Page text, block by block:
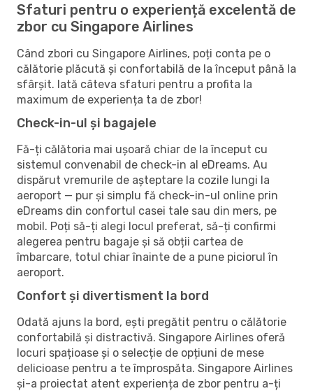
Sfaturi pentru o experiență excelentă de
zbor cu Singapore Airlines
Când zbori cu Singapore Airlines, poți conta pe o
călătorie plăcută și confortabilă de la început până la
sfârșit. Iată câteva sfaturi pentru a profita la
maximum de experiența ta de zbor!
Check-in-ul și bagajele
Fă-ți călătoria mai ușoară chiar de la început cu
sistemul convenabil de check-in al eDreams. Au
dispărut vremurile de așteptare la cozile lungi la
aeroport — pur și simplu fă check-in-ul online prin
eDreams din confortul casei tale sau din mers, pe
mobil. Poți să-ți alegi locul preferat, să-ți confirmi
alegerea pentru bagaje și să obții cartea de
îmbarcare, totul chiar înainte de a pune piciorul în
aeroport.
Confort și divertisment la bord
Odată ajuns la bord, ești pregătit pentru o călătorie
confortabilă și distractivă. Singapore Airlines oferă
locuri spațioase și o selecție de opțiuni de mese
delicioase pentru a te împrospăta. Singapore Airlines
și-a proiectat atent experiența de zbor pentru a-ți